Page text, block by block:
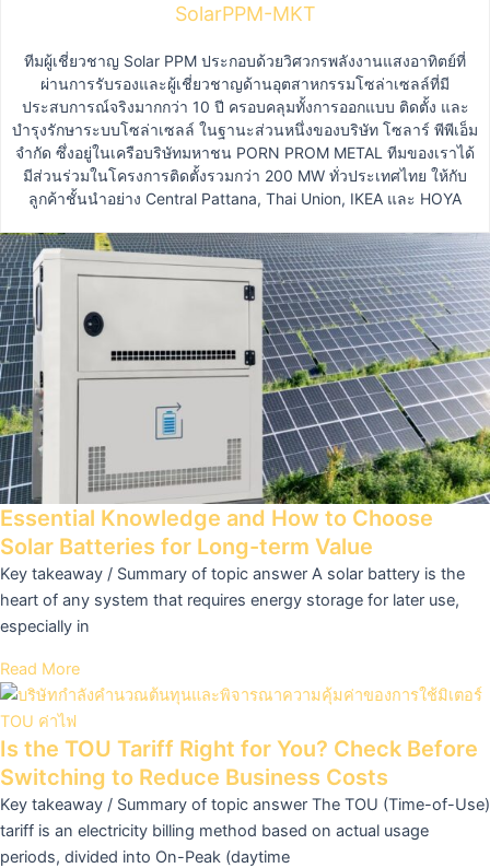
SolarPPM-MKT
ทีมผู้เชี่ยวชาญ Solar PPM ประกอบด้วยวิศวกรพลังงานแสงอาทิตย์ที่
ผ่านการรับรองและผู้เชี่ยวชาญด้านอุตสาหกรรมโซล่าเซลล์ที่มี
ประสบการณ์จริงมากกว่า 10 ปี ครอบคลุมทั้งการออกแบบ ติดตั้ง และ
บำรุงรักษาระบบโซล่าเซลล์ ในฐานะส่วนหนึ่งของบริษัท โซลาร์ พีพีเอ็ม
จำกัด ซึ่งอยู่ในเครือบริษัทมหาชน PORN PROM METAL ทีมของเราได้
มีส่วนร่วมในโครงการติดตั้งรวมกว่า 200 MW ทั่วประเทศไทย ให้กับ
ลูกค้าชั้นนำอย่าง Central Pattana, Thai Union, IKEA และ HOYA
Essential Knowledge and How to Choose
Solar Batteries for Long-term Value
Key takeaway / Summary of topic answer A solar battery is the
heart of any system that requires energy storage for later use,
especially in
Read More
Is the TOU Tariff Right for You? Check Before
Switching to Reduce Business Costs
Key takeaway / Summary of topic answer The TOU (Time-of-Use)
tariff is an electricity billing method based on actual usage
periods, divided into On-Peak (daytime